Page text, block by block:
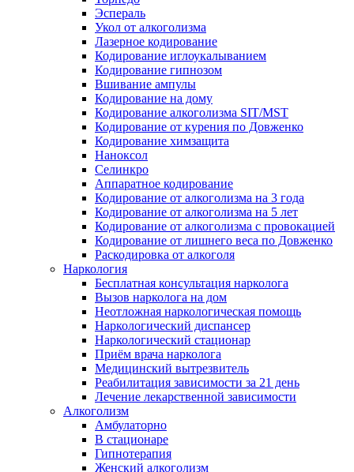
Эспераль
Укол от алкоголизма
Лазерное кодирование
Кодирование иглоукалыванием
Кодирование гипнозом
Вшивание ампулы
Кодирование на дому
Кодирование алкоголизма SIT/MST
Кодирование от курения по Довженко
Кодирование химзащита
Наноксол
Селинкро
Аппаратное кодирование
Кодирование от алкоголизма на 3 года
Кодирование от алкоголизма на 5 лет
Кодирование от алкоголизма с провокацией
Кодирование от лишнего веса по Довженко
Раскодировка от алкоголя
Наркология
Бесплатная консультация нарколога
Вызов нарколога на дом
Неотложная наркологическая помощь
Наркологический диспансер
Наркологический стационар
Приём врача нарколога
Медицинский вытрезвитель
Реабилитация зависимости за 21 день
Лечение лекарственной зависимости
Алкоголизм
Амбулаторно
В стационаре
Гипнотерапия
Женский алкоголизм